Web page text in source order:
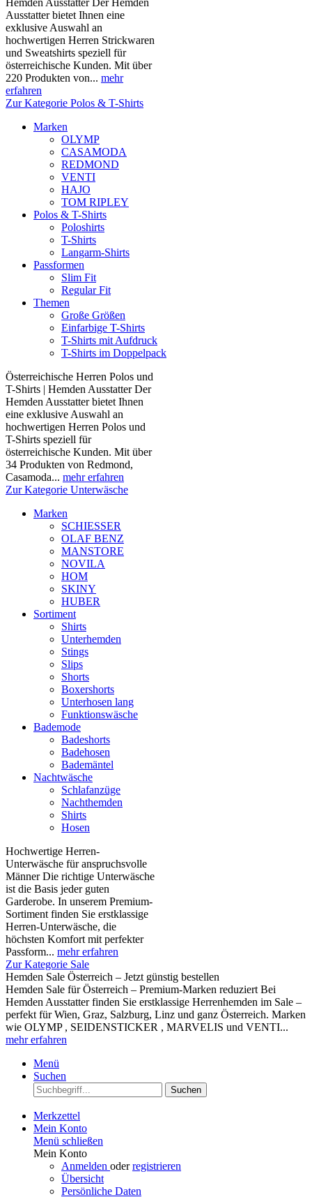
Hemden Ausstatter Der Hemden
Ausstatter bietet Ihnen eine
exklusive Auswahl an
hochwertigen Herren Strickwaren
und Sweatshirts speziell für
österreichische Kunden. Mit über
220 Produkten von... mehr
erfahren
Zur Kategorie Polos & T-Shirts
Marken
OLYMP
CASAMODA
REDMOND
VENTI
HAJO
TOM RIPLEY
Polos & T-Shirts
Poloshirts
T-Shirts
Langarm-Shirts
Passformen
Slim Fit
Regular Fit
Themen
Große Größen
Einfarbige T-Shirts
T-Shirts mit Aufdruck
T-Shirts im Doppelpack
Österreichische Herren Polos und
T-Shirts | Hemden Ausstatter Der
Hemden Ausstatter bietet Ihnen
eine exklusive Auswahl an
hochwertigen Herren Polos und
T-Shirts speziell für
österreichische Kunden. Mit über
34 Produkten von Redmond,
Casamoda... mehr erfahren
Zur Kategorie Unterwäsche
Marken
SCHIESSER
OLAF BENZ
MANSTORE
NOVILA
HOM
SKINY
HUBER
Sortiment
Shirts
Unterhemden
Stings
Slips
Shorts
Boxershorts
Unterhosen lang
Funktionswäsche
Bademode
Badeshorts
Badehosen
Bademäntel
Nachtwäsche
Schlafanzüge
Nachthemden
Shirts
Hosen
Hochwertige Herren-
Unterwäsche für anspruchsvolle
Männer Die richtige Unterwäsche
ist die Basis jeder guten
Garderobe. In unserem Premium-
Sortiment finden Sie erstklassige
Herren-Unterwäsche, die
höchsten Komfort mit perfekter
Passform... mehr erfahren
Zur Kategorie Sale
Hemden Sale Österreich – Jetzt günstig bestellen
Hemden Sale für Österreich – Premium-Marken reduziert Bei
Hemden Ausstatter finden Sie erstklassige Herrenhemden im Sale –
perfekt für Wien, Graz, Salzburg, Linz und ganz Österreich. Marken
wie OLYMP , SEIDENSTICKER , MARVELIS und VENTI...
mehr erfahren
Menü
Suchen
Suchen
Merkzettel
Mein Konto
Menü schließen
Mein Konto
Anmelden oderregistrieren
Übersicht
Persönliche Daten